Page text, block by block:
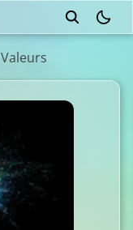
Valeurs